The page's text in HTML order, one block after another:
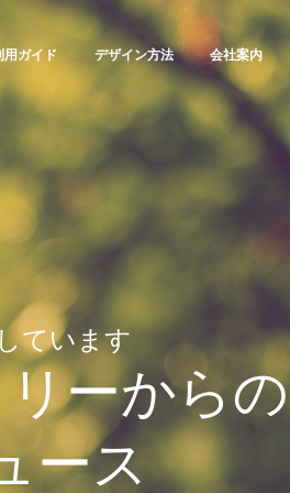
用ガイド デザイン方法 会社案内
ています
ーからの
ース